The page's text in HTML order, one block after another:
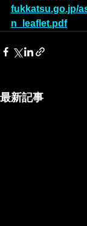
fukkatsu.go.jp/
n_leaflet.pdf
最新記事